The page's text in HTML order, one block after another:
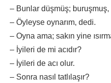
– Bunlar düşmüş;
– Öyleyse oynarım, dedi.
– Oyna ama; sakın yine
– İyileri de mi acıdır?
– İyileri de acı olur.
– Sonra nasıl tatlılaşır?